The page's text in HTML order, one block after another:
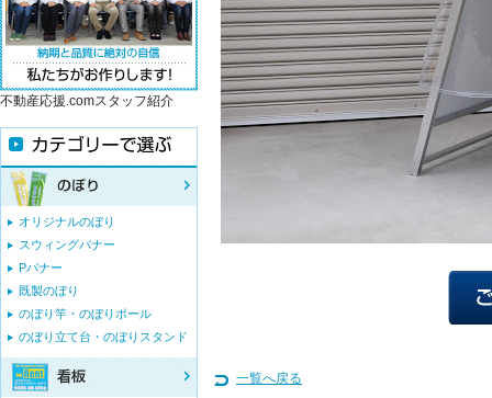
一覧へ戻る
不動産応援.comスタッフ紹介
オリジナルのぼり
スウィングバナー
Pバナー
既製のぼり
のぼり竿・のぼりポール
のぼり立て台・のぼりスタンド